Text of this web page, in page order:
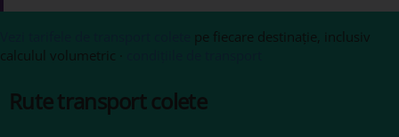
pe fiecare destinație, inclusiv
calculul volumetric ·
Rute transport colete